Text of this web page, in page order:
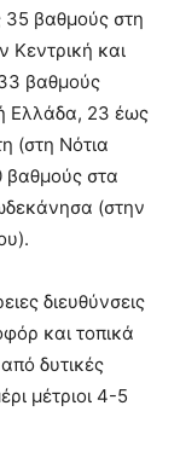
35 βαθμούς στη
Κεντρική και
βαθμούς
Ελλάδα, 23 έως
(στη Νότια
βαθμούς στα
(στην
διευθύνσεις
και τοπικά
δυτικές
μέτριοι 4-5